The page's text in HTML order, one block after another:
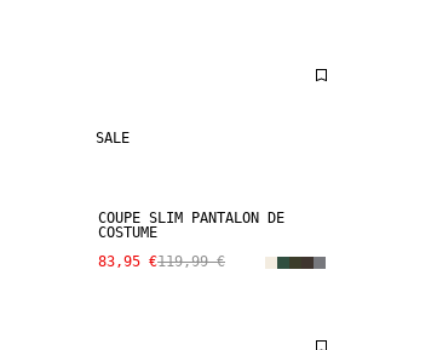
SALE
COUPE SLIM PANTALON DE
COSTUME
83,95 €119,99 €